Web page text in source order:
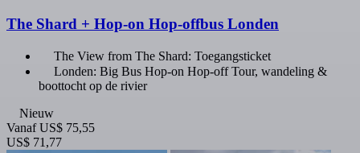
The Shard + Hop-on Hop-offbus Londen
The View from The Shard: Toegangsticket
Londen: Big Bus Hop-on Hop-off Tour, wandeling &
boottocht op de rivier
Nieuw
Vanaf US$ 75,55
US$ 71,77